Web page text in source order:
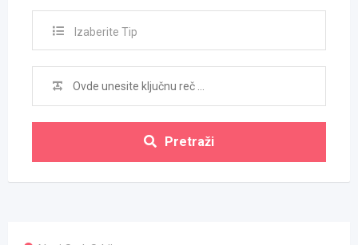
Izaberite Tip
Pretraži